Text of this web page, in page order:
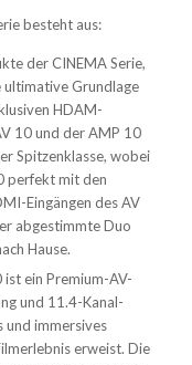
besteht aus:
der CINEMA Serie,
Grundlage
HDAM-
10 und der AMP 10
Spitzenklasse, wobei
perfekt mit den
Eingängen des AV
abgestimmte Duo
Hause.
ein Premium-AV-
und 11.4-Kanal-
und immersives
erweist. Die